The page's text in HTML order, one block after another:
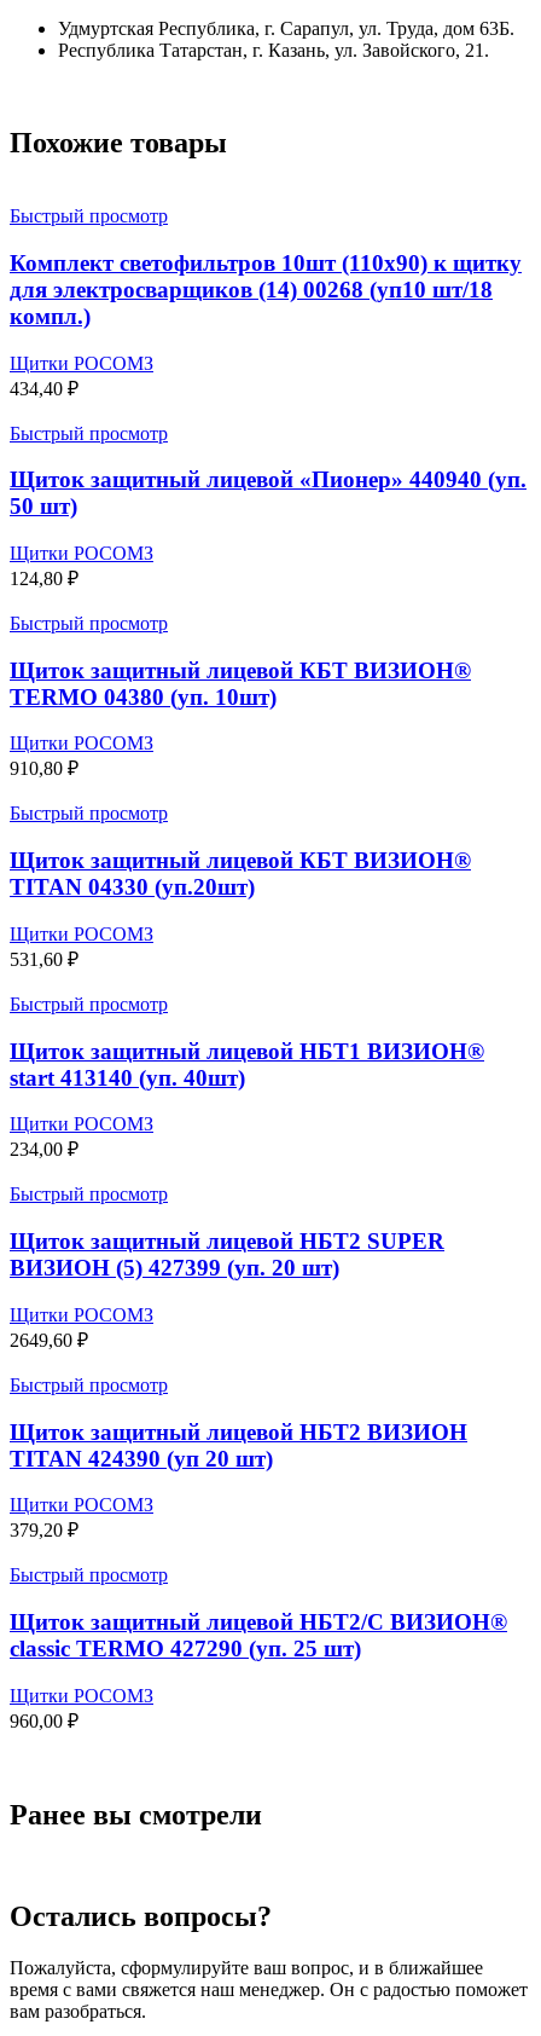
Удмуртская Республика, г. Сарапул, ул. Труда, дом 63Б.
Республика Татарстан, г. Казань, ул. Завойского, 21.
Похожие товары
Быстрый просмотр
Комплект светофильтров 10шт (110х90) к щитку
для электросварщиков (14) 00268 (уп10 шт/18
компл.)
Щитки РОСОМЗ
434,40 ₽
Быстрый просмотр
Щиток защитный лицевой «Пионер» 440940 (уп.
50 шт)
Щитки РОСОМЗ
124,80 ₽
Быстрый просмотр
Щиток защитный лицевой КБТ ВИЗИОН®
TERMO 04380 (уп. 10шт)
Щитки РОСОМЗ
910,80 ₽
Быстрый просмотр
Щиток защитный лицевой КБТ ВИЗИОН®
TITAN 04330 (уп.20шт)
Щитки РОСОМЗ
531,60 ₽
Быстрый просмотр
Щиток защитный лицевой НБТ1 ВИЗИОН®
start 413140 (уп. 40шт)
Щитки РОСОМЗ
234,00 ₽
Быстрый просмотр
Щиток защитный лицевой НБТ2 SUPER
ВИЗИОН (5) 427399 (уп. 20 шт)
Щитки РОСОМЗ
2649,60 ₽
Быстрый просмотр
Щиток защитный лицевой НБТ2 ВИЗИОН
TITAN 424390 (уп 20 шт)
Щитки РОСОМЗ
379,20 ₽
Быстрый просмотр
Щиток защитный лицевой НБТ2/С ВИЗИОН®
classic TERMO 427290 (уп. 25 шт)
Щитки РОСОМЗ
960,00 ₽
Ранее вы смотрели
Остались вопросы?
Пожалуйста, сформулируйте ваш вопрос, и в ближайшее
время с вами свяжется наш менеджер. Он с радостью поможет
вам разобраться.